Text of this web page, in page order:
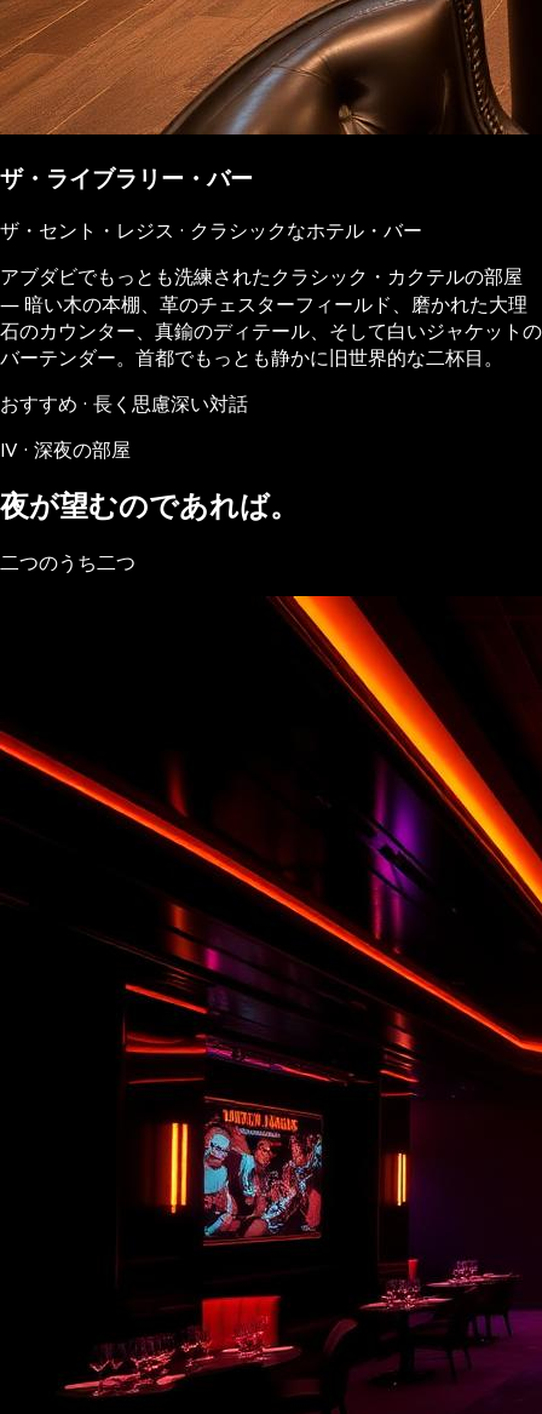
ザ・ライブラリー・バー
ザ・セント・レジス · クラシックなホテル・バー
アブダビでもっとも洗練されたクラシック・カクテルの部屋
― 暗い木の本棚、革のチェスターフィールド、磨かれた大理
石のカウンター、真鍮のディテール、そして白いジャケットの
バーテンダー。首都でもっとも静かに旧世界的な二杯目。
おすすめ · 長く思慮深い対話
IV · 深夜の部屋
夜が望むのであれば。
二つのうち二つ